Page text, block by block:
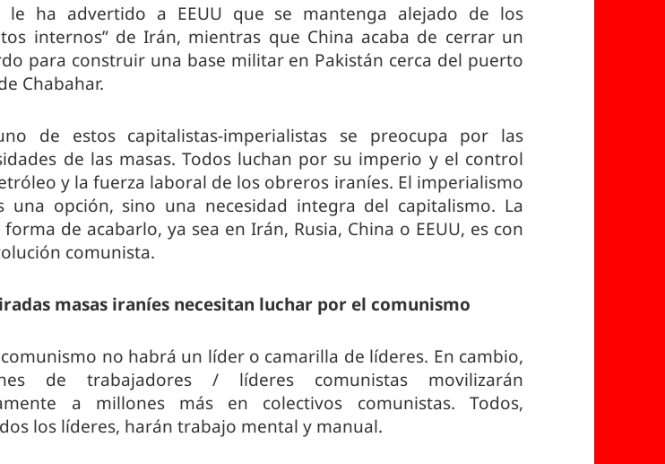
le ha advertido a EEUU que se mantenga alejado de los
internos” de Irán, mientras que China acaba de cerrar un
para construir una base militar en Pakistán cerca del puerto
Chabahar.
de estos capitalistas-imperialistas se preocupa por las
de las masas. Todos luchan por su imperio y el control
y la fuerza laboral de los obreros iraníes. El imperialismo
una opción, sino una necesidad integra del capitalismo. La
forma de acabarlo, ya sea en Irán, Rusia, China o EEUU, es con
comunista.
masas iraníes necesitan luchar por el comunismo
no habrá un líder o camarilla de líderes. En cambio,
de trabajadores / líderes comunistas movilizarán
a millones más en colectivos comunistas. Todos,
los líderes, harán trabajo mental y manual.